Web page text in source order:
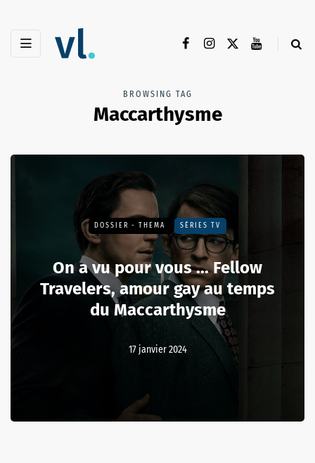
BROWSING TAG
Maccarthysme
DOSSIER - THEMA SÉRIES TV
On a vu pour vous ... Fellow
Travelers, amour gay au temps
du Maccarthysme
17 janvier 2024